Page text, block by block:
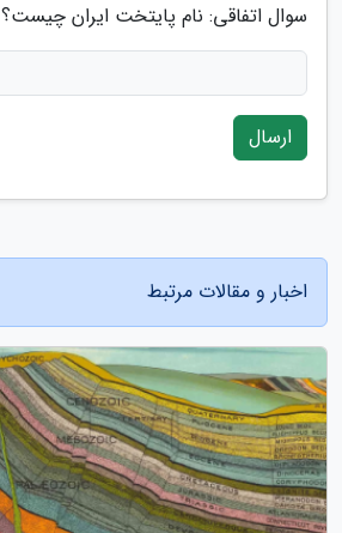
سوال اتفاقی: نام پایتخت ایران چیست؟
ارسال
اخبار و مقالات مرتبط